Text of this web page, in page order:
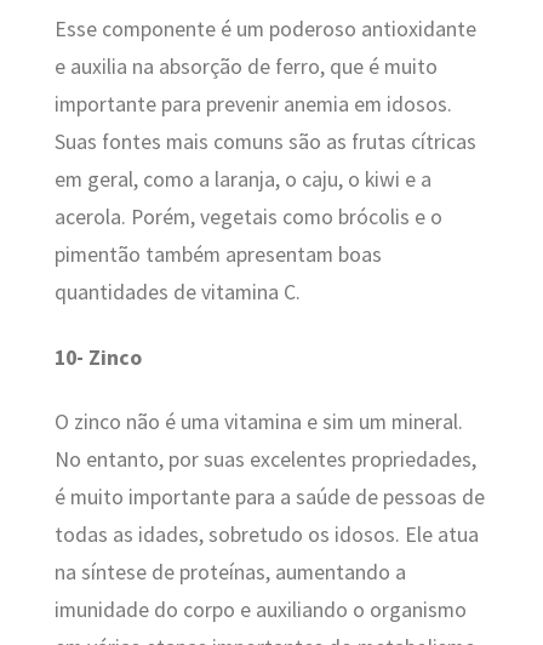
Esse componente é um poderoso antioxidante
e auxilia na absorção de ferro, que é muito
importante para prevenir anemia em idosos.
Suas fontes mais comuns são as frutas cítricas
em geral, como a laranja, o caju, o kiwi e a
acerola. Porém, vegetais como brócolis e o
pimentão também apresentam boas
quantidades de vitamina C.
10- Zinco
O zinco não é uma vitamina e sim um mineral.
No entanto, por suas excelentes propriedades,
é muito importante para a saúde de pessoas de
todas as idades, sobretudo os idosos. Ele atua
na síntese de proteínas, aumentando a
imunidade do corpo e auxiliando o organismo